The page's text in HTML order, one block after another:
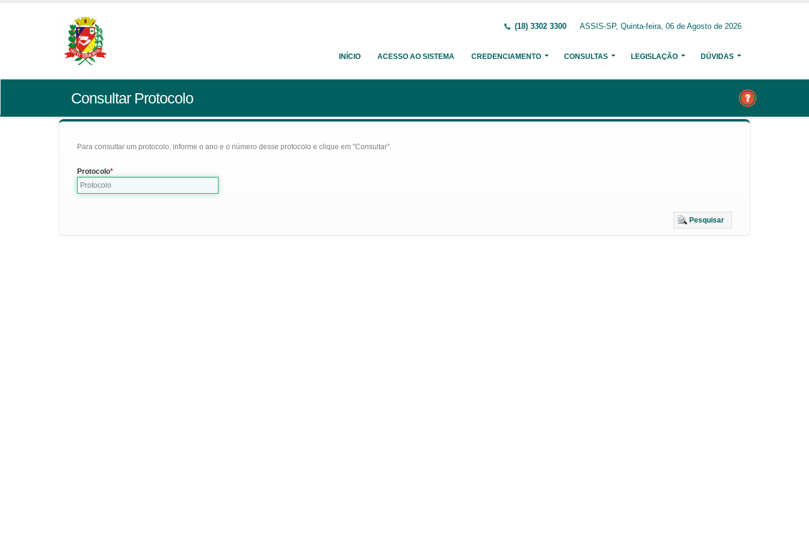
(18) 3302 3300 ASSIS-SP, Quinta-feira, 06 de Agosto de 2026
INÍCIO ACESSO AO SISTEMA CREDENCIAMENTO CONSULTAS LEGISLAÇÃO DÚVIDAS
Consultar Protocolo
Para consultar um protocolo, informe o ano e o número desse protocolo e clique em "Consultar".
Protocolo
Pesquisar